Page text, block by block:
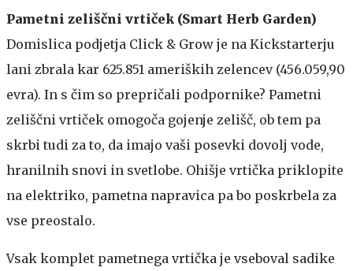
Pametni zeliščni vrtiček (Smart Herb Garden)
Domislica podjetja Click & Grow je na Kickstarterju
lani zbrala kar 625.851 ameriških zelencev (456.059,90
evra). In s čim so prepričali podpornike? Pametni
zeliščni vrtiček omogoča gojenje zelišč, ob tem pa
skrbi tudi za to, da imajo vaši posevki dovolj vode,
hranilnih snovi in svetlobe. Ohišje vrtička priklopite
na elektriko, pametna napravica pa bo poskrbela za
vse preostalo.
Vsak komplet pametnega vrtička je vseboval sadike